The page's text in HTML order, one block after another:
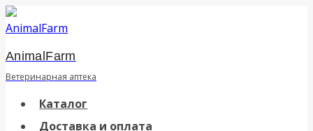
Перейти
к
содержанию
AnimalFarm
Ветеринарная аптека
Каталог
Доставка и оплата